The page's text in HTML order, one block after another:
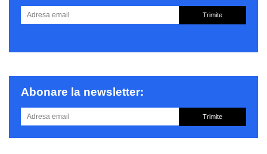
Trimite
Abonare la newsletter:
Trimite